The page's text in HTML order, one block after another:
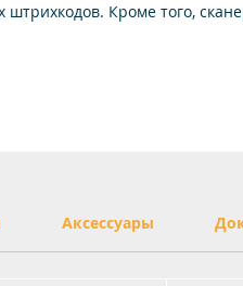
штрихкодов. Кроме того,
Аксессуары